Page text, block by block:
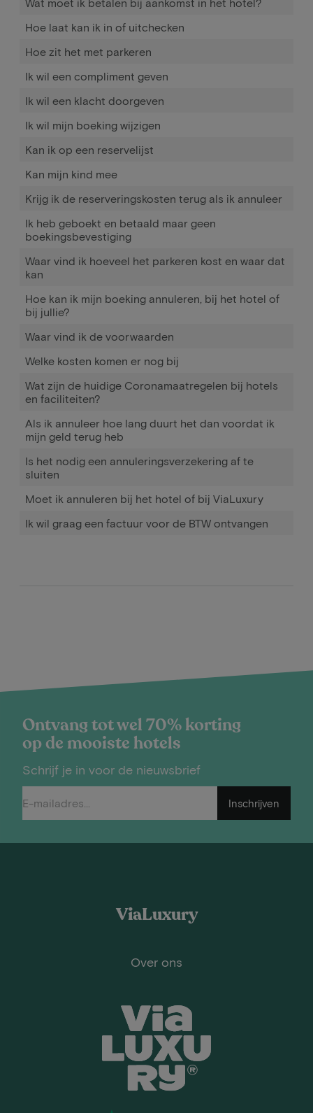
Hoe laat kan ik in of uitchecken
Hoe zit het met parkeren
Ik wil een compliment geven
Ik wil een klacht doorgeven
Ik wil mijn boeking wijzigen
Kan ik op een reservelijst
Kan mijn kind mee
Krijg ik de reserveringskosten terug als ik annuleer
Ik heb geboekt en betaald maar geen
boekingsbevestiging
Waar vind ik hoeveel het parkeren kost en waar dat
kan
Hoe kan ik mijn boeking annuleren, bij het hotel of
bij jullie?
Waar vind ik de voorwaarden
Welke kosten komen er nog bij
Wat zijn de huidige Coronamaatregelen bij hotels
en faciliteiten?
Als ik annuleer hoe lang duurt het dan voordat ik
mijn geld terug heb
Is het nodig een annuleringsverzekering af te
sluiten
Moet ik annuleren bij het hotel of bij ViaLuxury
Ik wil graag een factuur voor de BTW ontvangen
Ontvang tot wel 70% korting
op de mooiste hotels
Schrijf je in voor de nieuwsbrief
Inschrijven
ViaLuxury
Over ons